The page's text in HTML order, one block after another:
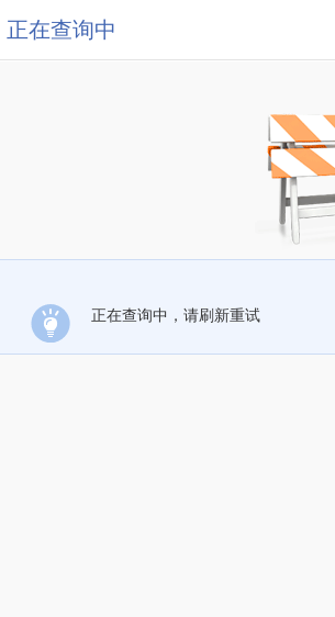
正在查询中
正在查询中，请刷新重试